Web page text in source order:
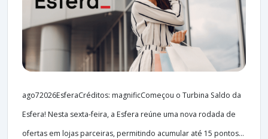
ago72026EsferaCréditos: magnificComeçou o Turbina Saldo da
Esfera! Nesta sexta-feira, a Esfera reúne uma nova rodada de
ofertas em lojas parceiras, permitindo acumular até 15 pontos...